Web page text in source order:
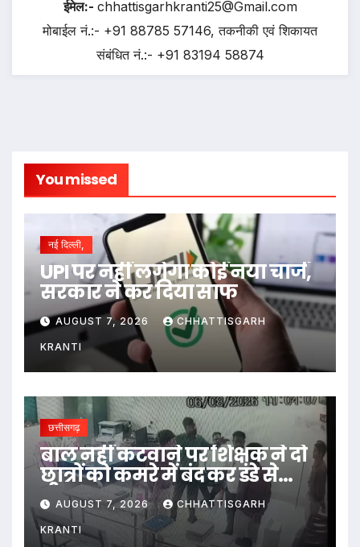
ईमेल:- chhattisgarhkranti25@Gmail.com
मोबाईल नं.:- +91 88785 57146, तकनीकी एवं शिकायत
संबंधित नं.:- +91 83194 58874
You missed
नई दिल्ली,
UPI पर नहीं लगेगा कोई नया चार्ज,
सरकार ने कर दिया साफ
AUGUST 7, 2026 CHHATTISGARH
KRANTI
छत्तीसगढ़
बाल नहीं कटवाने पर शिक्षक ने दो
छात्रों को कमरे में बंद कर डंडे से
पीटा…
AUGUST 7, 2026 CHHATTISGARH
KRANTI